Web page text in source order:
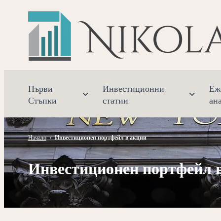
Прескочете
съдържанието
Първи
Стъпки
Инвестиционни
статии
Начало/Инвестиционен портфейл в акции
Инвестиционен портфейл